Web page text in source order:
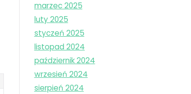
marzec 2025
luty 2025
styczeń 2025
listopad 2024
październik 2024
wrzesień 2024
sierpień 2024